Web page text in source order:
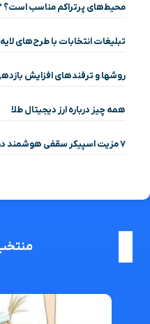
محیط‌های پرتراکم مناسب است؟ Cat4 vs Cat6 vs Cat12
تبلیغات انتخابات با طرح‌های
روشها و ترفندهای افزایش
همه چیز درباره ارز دیجیتال طلا
۷ مزیت اسپیکر سقفی هوشمند در معماری خانه‌ های مدرن